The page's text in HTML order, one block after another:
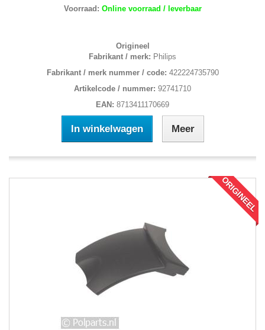
Voorraad: Online voorraad / leverbaar
Origineel
Fabrikant / merk: Philips
Fabrikant / merk nummer / code: 422224735790
Artikelcode / nummer: 92741710
EAN: 8713411170669
In winkelwagen Meer
ORIGINEEL